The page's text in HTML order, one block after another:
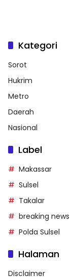
Kategori
Sorot
Hukrim
Metro
Daerah
Nasional
Label
Makassar
Sulsel
Takalar
breaking news
Polda Sulsel
Halaman
Disclaimer